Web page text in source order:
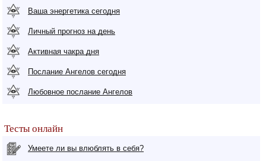
Ваша энергетика сегодня
Личный прогноз на день
Активная чакра дня
Послание Ангелов сегодня
Любовное послание Ангелов
Тесты онлайн
Умеете ли вы влюблять в себя?